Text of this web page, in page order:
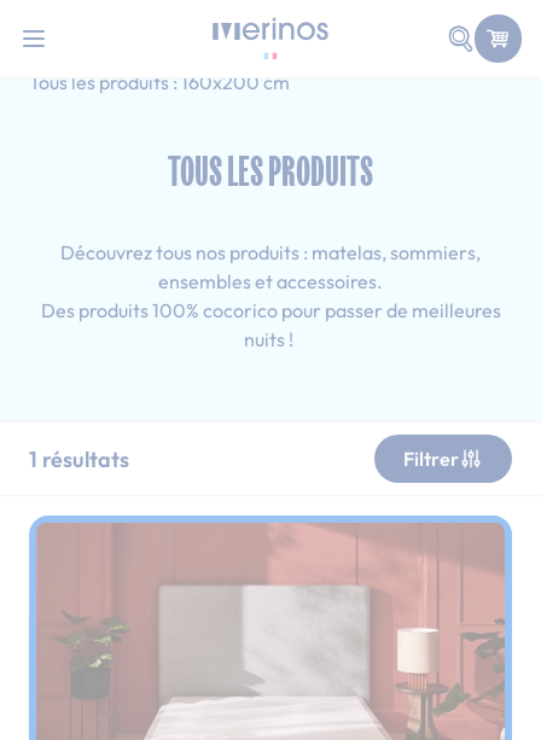
Faire
Accueil
Adulte
Tous les produits : 160x200 cm
TOUS LES PRODUITS
Découvrez tous nos produits : matelas, sommiers,
ensembles et accessoires.
Des produits 100% cocorico pour passer de meilleures
nuits !
1 résultats Filtrer